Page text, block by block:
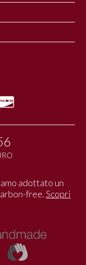
adottato un
free.Scopri